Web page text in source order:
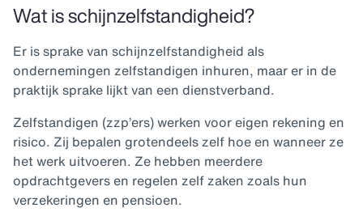
Wat is schijnzelfstandigheid?
Er is sprake van schijnzelfstandigheid als
ondernemingen zelfstandigen inhuren, maar er in de
praktijk sprake lijkt van een dienstverband.
Zelfstandigen (zzp’ers) werken voor eigen rekening en
risico. Zij bepalen grotendeels zelf hoe en wanneer ze
het werk uitvoeren. Ze hebben meerdere
opdrachtgevers en regelen zelf zaken zoals hun
verzekeringen en pensioen.